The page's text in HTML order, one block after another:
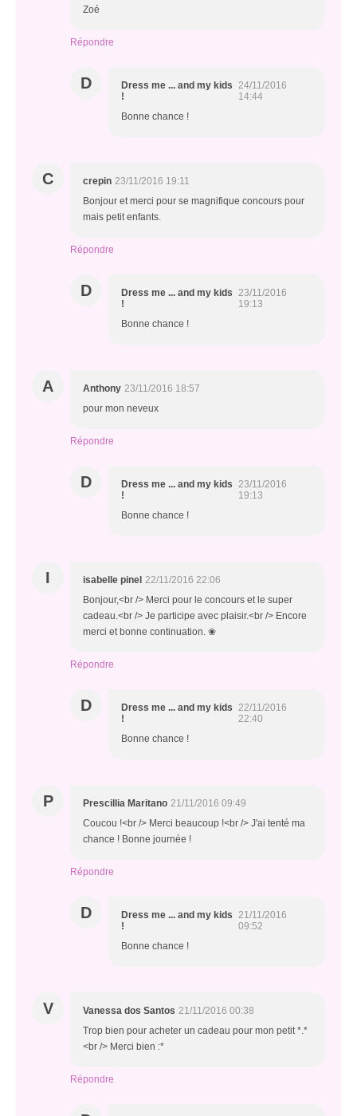
Zoé
Répondre
D
Dress me ... and my kids
!
24/11/2016
14:44
Bonne chance !
C crepin 23/11/2016 19:11
Bonjour et merci pour se magnifique concours pour
mais petit enfants.
Répondre
D
Dress me ... and my kids
!
23/11/2016
19:13
Bonne chance !
A Anthony 23/11/2016 18:57
pour mon neveux
Répondre
D
Dress me ... and my kids
!
23/11/2016
19:13
Bonne chance !
I isabelle pinel 22/11/2016 22:06
Bonjour,<br /> Merci pour le concours et le super
cadeau.<br /> Je participe avec plaisir.<br /> Encore
merci et bonne continuation. ❀​​
Répondre
D
Dress me ... and my kids
!
22/11/2016
22:40
Bonne chance !
P Prescillia Maritano 21/11/2016 09:49
Coucou !<br /> Merci beaucoup !<br /> J'ai tenté ma
chance ! Bonne journée !
Répondre
D
Dress me ... and my kids
!
21/11/2016
09:52
Bonne chance !
V Vanessa dos Santos 21/11/2016 00:38
Trop bien pour acheter un cadeau pour mon petit *.*
<br /> Merci bien :*
Répondre